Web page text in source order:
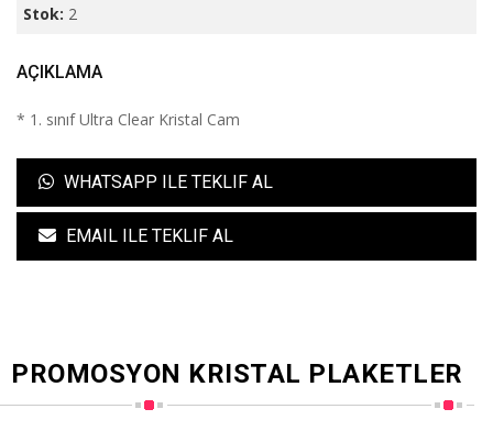
Stok: 2
AÇIKLAMA
* 1. sınıf Ultra Clear Kristal Cam
WHATSAPP ILE TEKLIF AL
EMAIL ILE TEKLIF AL
PROMOSYON KRISTAL PLAKETLER